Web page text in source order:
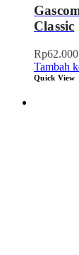
Classic
Rp62.000
Tambah
Quick View